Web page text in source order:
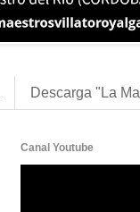
Descarga "La
Canal Youtube